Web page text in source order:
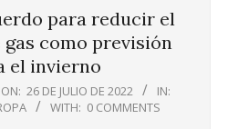
para reducir el
gas como previsión
el invierno
ON: 26 DE JULIO DE 2022
IN:
WITH: 0 COMMENTS